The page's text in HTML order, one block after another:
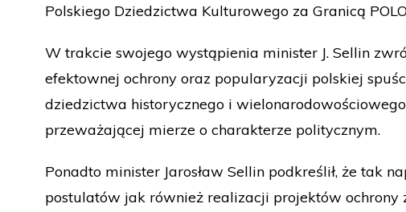
Polskiego Dziedzictwa Kulturowego za Granicą
W trakcie swojego wystąpienia minister J. Sellin
efektownej ochrony oraz popularyzacji polskiej
dziedzictwa historycznego i
przeważającej mierze o charakterze politycznym.
Ponadto minister Jarosław Sellin podkreślił, że tak
postulatów jak również realizacji projektów ochrony